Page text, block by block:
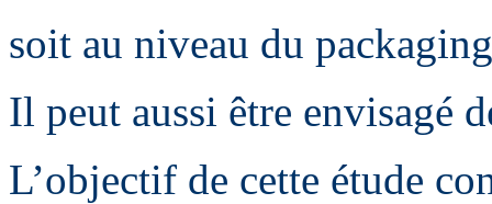
soit au niveau du
Il peut aussi être envisagé
L’objectif de cette étude